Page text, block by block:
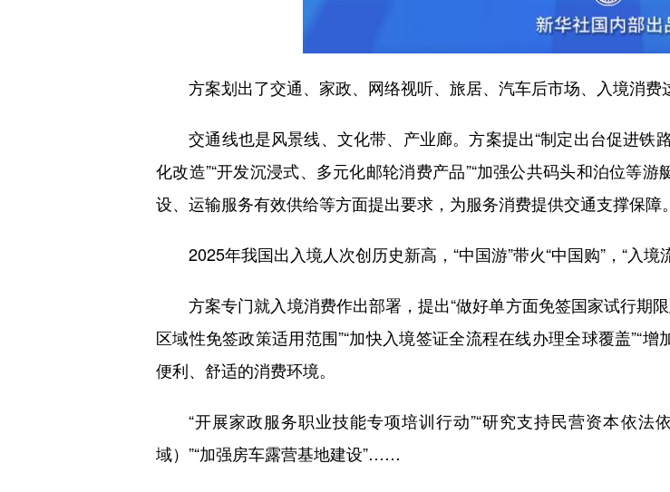
方案划出了交通、家政、网络视听、旅居、汽车后市场、入境消费
交通线也是风景线、文化带、产业廊。方案提出“制定出台促进铁
化改造”“开发沉浸式、多元化邮轮消费产品”“加强公共码头和泊位等
设、运输服务有效供给等方面提出要求，为服务消费提供交通支撑保障。
2025年我国出入境人次创历史新高，“中国游”带火“中国购”，“入境
方案专门就入境消费作出部署，提出“做好单方面免签国家试行期限
区域性免签政策适用范围”“加快入境签证全流程在线办理全球覆盖”“
便利、舒适的消费环境。
“开展家政服务职业技能专项培训行动”“研究支持民营资本依法
域）”“加强房车露营基地建设”……